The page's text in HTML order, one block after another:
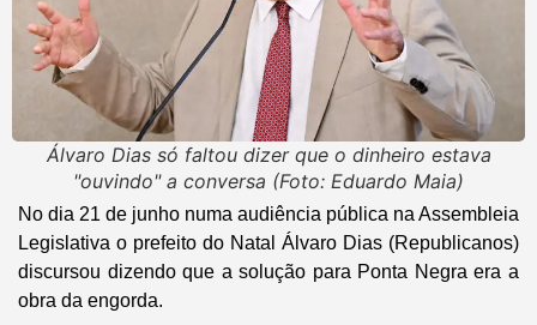
Álvaro Dias só faltou dizer que o dinheiro estava
"ouvindo" a conversa (Foto: Eduardo Maia)
No dia 21 de junho numa audiência pública na Assembleia
Legislativa o prefeito do Natal Álvaro Dias (Republicanos)
discursou dizendo que a solução para Ponta Negra era a
obra da engorda.